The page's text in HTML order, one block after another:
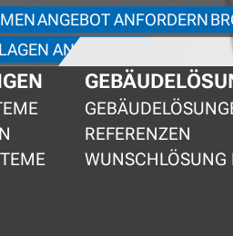
ANGEBOT ANFORDERN
ANFORDERN
REFERENZEN
WUNSCHLÖSUNG